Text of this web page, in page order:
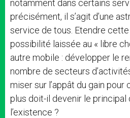
notamment dans certains
précisément, il s’agit d’une
service de tous. Etendre
possibilité laissée au « libre
autre mobile : développer le
nombre de secteurs
miser sur l’appât du gain pour
plus doit-il devenir le
l’existence ?